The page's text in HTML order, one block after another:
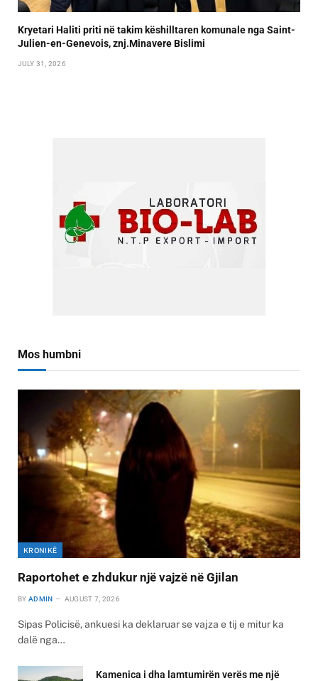
Kryetari Haliti priti në takim këshilltaren komunale nga Saint-
Julien-en-Genevois, znj.Minavere Bislimi
JULY 31, 2026
Mos humbni
KRONIKË
Raportohet e zhdukur një vajzë në Gjilan
BY ADMIN AUGUST 7, 2026
Sipas Policisë, ankuesi ka deklaruar se vajza e tij e mitur ka
dalë nga…
Kamenica i dha lamtumirën verës me një